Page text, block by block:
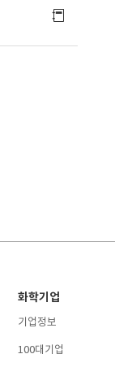
화학기업
기업정보
100대기업